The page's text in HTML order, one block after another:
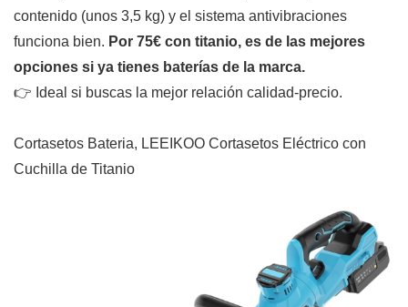
contenido (unos 3,5 kg) y el sistema antivibraciones
funciona bien. Por 75€ con titanio, es de las mejores
opciones si ya tienes baterías de la marca.
👉 Ideal si buscas la mejor relación calidad-precio.
Cortasetos Bateria, LEEIKOO Cortasetos Eléctrico con
Cuchilla de Titanio